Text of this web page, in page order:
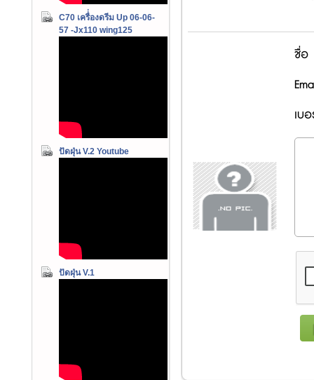
C70 เครื่่องดรีม Up 06-06-
57 -Jx110 wing125
ปัดฝุ่น V.2 Youtube
ปัดฝุ่น V.1
ชื่อ
เบ